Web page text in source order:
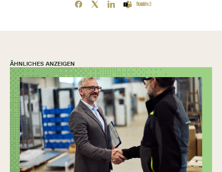
Icon not found
ÄHNLICHES ANZEIGEN